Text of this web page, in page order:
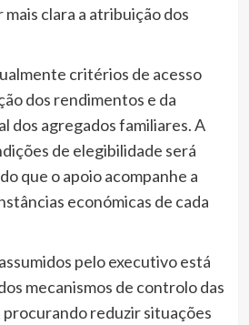
clara a atribuição dos
critérios de acesso
dos rendimentos e da
dos agregados familiares. A
de elegibilidade será
que o apoio acompanhe a
económicas de cada
pelo executivo está
mecanismos de controlo das
procurando reduzir situações